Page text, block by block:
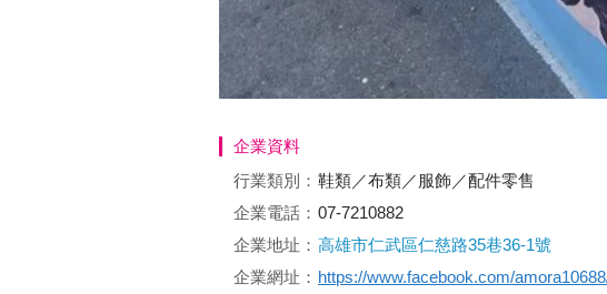
企業資料
行業類別： 鞋類／布類／服飾／配件零售
企業電話： 07-7210882
企業地址： 高雄市仁武區仁慈路35巷36-1號
企業網址： https://www.facebook.com/